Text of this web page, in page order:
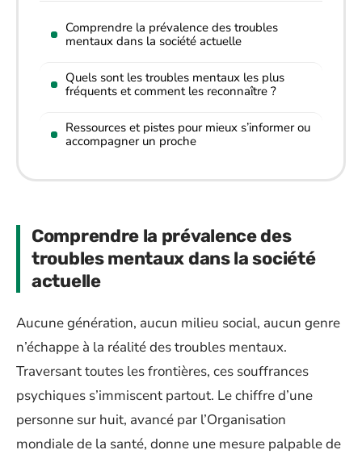
Comprendre la prévalence des troubles
mentaux dans la société actuelle
Quels sont les troubles mentaux les plus
fréquents et comment les reconnaître ?
Ressources et pistes pour mieux s’informer ou
accompagner un proche
Comprendre la prévalence des
troubles mentaux dans la société
actuelle
Aucune génération, aucun milieu social, aucun genre
n’échappe à la réalité des troubles mentaux.
Traversant toutes les frontières, ces souffrances
psychiques s’immiscent partout. Le chiffre d’une
personne sur huit, avancé par l’Organisation
mondiale de la santé, donne une mesure palpable de